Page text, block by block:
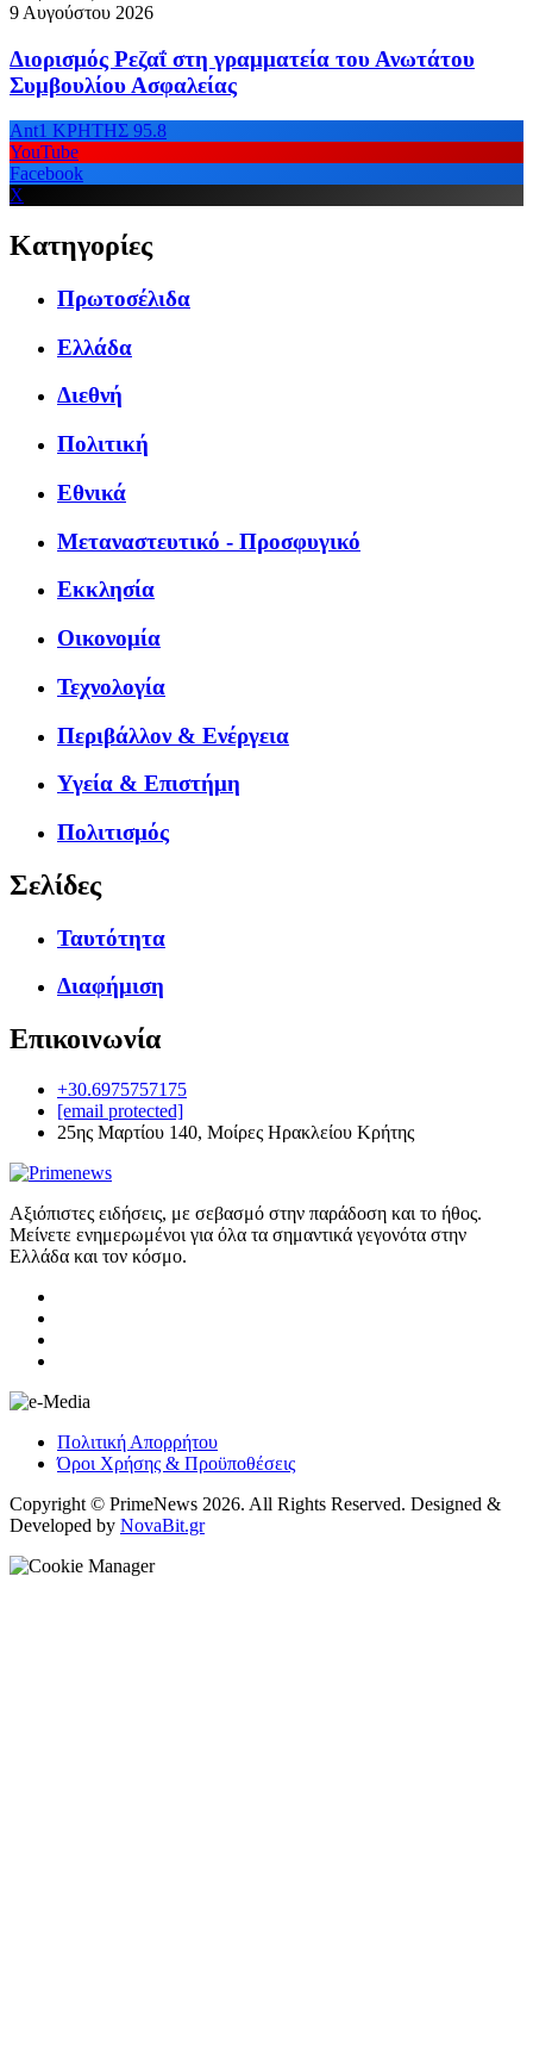
9 Αυγούστου 2026
Διορισμός Ρεζαΐ στη γραμματεία του Ανωτάτου
Συμβουλίου Ασφαλείας
Ant1 ΚΡΗΤΗΣ 95.8
YouTube
Facebook
X
Κατηγορίες
Πρωτοσέλιδα
Ελλάδα
Διεθνή
Πολιτική
Εθνικά
Μεταναστευτικό - Προσφυγικό
Εκκλησία
Οικονομία
Τεχνολογία
Περιβάλλον & Ενέργεια
Υγεία & Επιστήμη
Πολιτισμός
Σελίδες
Ταυτότητα
Διαφήμιση
Επικοινωνία
+30.6975757175
[email protected]
25ης Μαρτίου 140, Μοίρες Ηρακλείου Κρήτης
Αξιόπιστες ειδήσεις, με σεβασμό στην παράδοση και το ήθος.
Μείνετε ενημερωμένοι για όλα τα σημαντικά γεγονότα στην
Ελλάδα και τον κόσμο.
Πολιτική Απορρήτου
Όροι Χρήσης & Προϋποθέσεις
Copyright © PrimeNews 2026. All Rights Reserved. Designed &
Developed by NovaBit.gr